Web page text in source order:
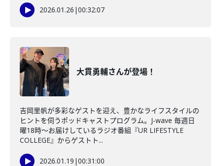
2026.01.26 |00:32:07
大貫勇輔さんが登場！
吉岡里帆が多彩なゲストを迎え、豊かなライフスタイルの
ヒントを伺うポッドキャストプログラム。J-wave 毎週日
曜18時～お届けしているラジオ番組『UR LIFESTYLE
COLLEGE』からゲストト...
2026.01.19 |00:31:00